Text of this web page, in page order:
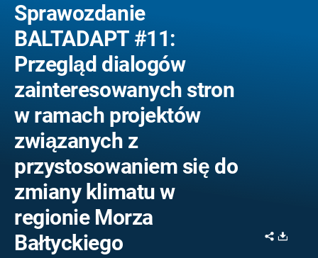
Sprawozdanie
BALTADAPT #11:
Przegląd dialogów
zainteresowanych stron
w ramach projektów
związanych z
przystosowaniem się do
zmiany klimatu w
regionie Morza
Bałtyckiego
Share